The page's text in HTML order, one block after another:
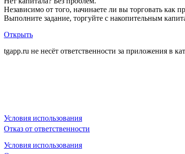
Независимо от того, начинаете ли вы торговать как
Выполните задание, торгуйте с накопительным
Открыть
tgapp.ru не несёт ответственности за приложения в
Условия использования
Отказ от ответственности
Условия использования